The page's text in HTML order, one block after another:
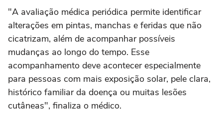
"A avaliação médica periódica permite identificar
alterações em pintas, manchas e feridas que não
cicatrizam, além de acompanhar possíveis
mudanças ao longo do tempo. Esse
acompanhamento deve acontecer especialmente
para pessoas com mais exposição solar, pele clara,
histórico familiar da doença ou muitas lesões
cutâneas", finaliza o médico.